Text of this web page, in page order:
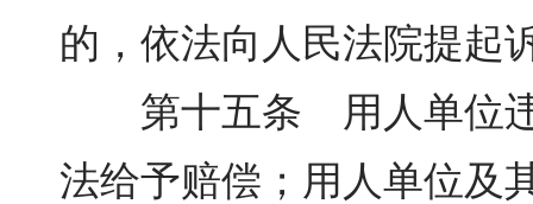
的，依法向人民法院提起
第十五条 用人单位违
法给予赔偿；用人单位及